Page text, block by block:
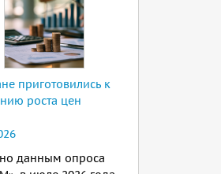
приготовились к
роста цен
данным опроса